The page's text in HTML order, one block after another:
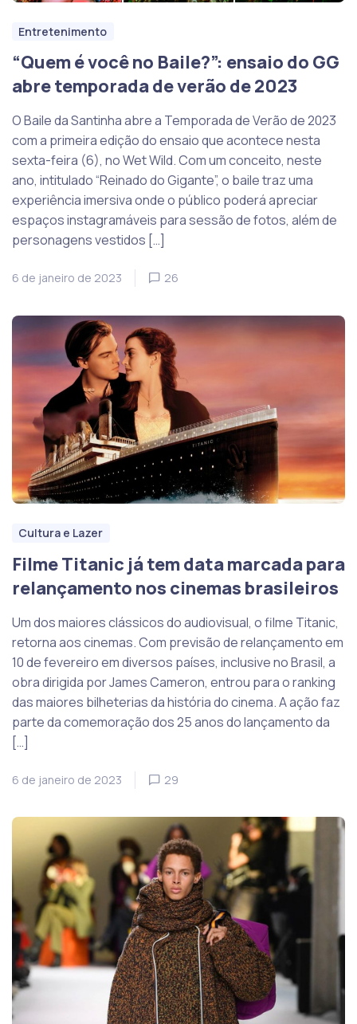
Entretenimento
“Quem é você no Baile?”: ensaio do GG
abre temporada de verão de 2023
O Baile da Santinha abre a Temporada de Verão de 2023
com a primeira edição do ensaio que acontece nesta
sexta-feira (6), no Wet Wild. Com um conceito, neste
ano, intitulado “Reinado do Gigante”, o baile traz uma
experiência imersiva onde o público poderá apreciar
espaços instagramáveis para sessão de fotos, além de
personagens vestidos […]
6 de janeiro de 2023 26
Cultura e Lazer
Filme Titanic já tem data marcada para
relançamento nos cinemas brasileiros
Um dos maiores clássicos do audiovisual, o filme Titanic,
retorna aos cinemas. Com previsão de relançamento em
10 de fevereiro em diversos países, inclusive no Brasil, a
obra dirigida por James Cameron, entrou para o ranking
das maiores bilheterias da história do cinema. A ação faz
parte da comemoração dos 25 anos do lançamento da
[…]
6 de janeiro de 2023 29